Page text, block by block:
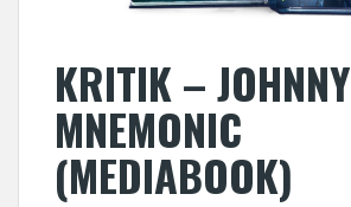
KRITIK – JOHNNY
MNEMONIC
(MEDIABOOK)